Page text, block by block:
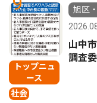
トップニュ
ース
社会
旭区
山中
調査